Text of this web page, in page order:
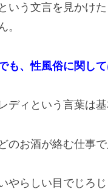
いう文言を見かけ
。
も、性風俗に関し
ディという言葉は基
のお酒が絡む仕事
やらしい目でじろじ